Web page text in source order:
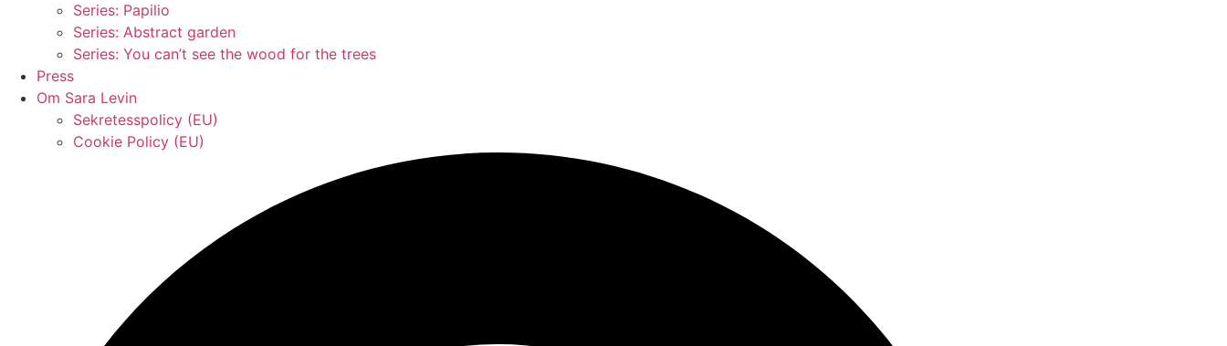
Series: Papilio
Series: Abstract garden
Series: You can’t see the wood for the trees
Press
Om Sara Levin
Sekretesspolicy (EU)
Cookie Policy (EU)